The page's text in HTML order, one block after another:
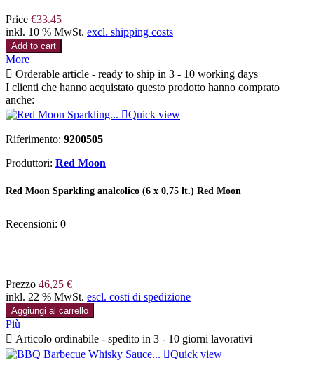
Price €33.45
inkl. 10 % MwSt. excl. shipping costs
Add to cart
More
 Orderable article - ready to ship in 3 - 10 working days
I clienti che hanno acquistato questo prodotto hanno comprato
anche:
Quick view
Riferimento: 9200505
Produttori: Red Moon
Red Moon Sparkling analcolico (6 x 0,75 lt.) Red Moon
Recensioni: 0
Prezzo 46,25 €
inkl. 22 % MwSt. escl. costi di spedizione
Aggiungi al carrello
Più
 Articolo ordinabile - spedito in 3 - 10 giorni lavorativi
Quick view